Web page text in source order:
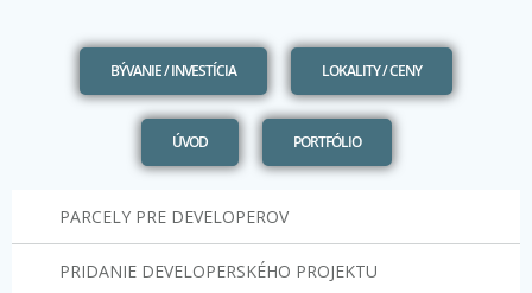
BÝVANIE / INVESTÍCIA LOKALITY / CENY
ÚVOD PORTFÓLIO
PARCELY PRE DEVELOPEROV
PRIDANIE DEVELOPERSKÉHO PROJEKTU